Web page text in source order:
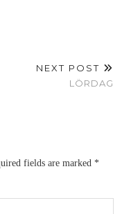
NEXT POST
LÖRDAG
fields are marked *